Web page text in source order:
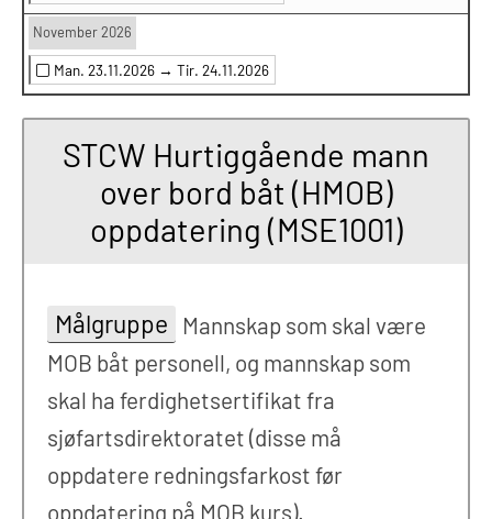
November 2026
Man. 23.11.2026 → Tir. 24.11.2026
STCW Hurtiggående mann
over bord båt (HMOB)
oppdatering (MSE1001)
Målgruppe
Mannskap som skal være
MOB båt personell, og mannskap som
skal ha ferdighetsertifikat fra
sjøfartsdirektoratet (disse må
oppdatere redningsfarkost før
oppdatering på MOB kurs).